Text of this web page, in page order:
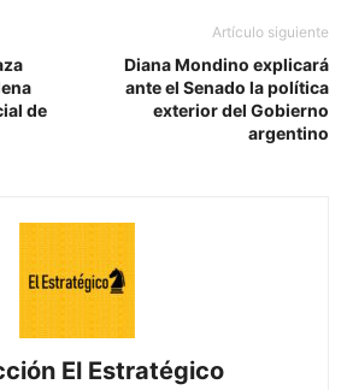
de
Artículo siguiente
Diana Mondino explicará
ante el Senado la política
exterior del Gobierno
argentino
El Estratégico